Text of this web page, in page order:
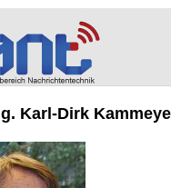
Karl-Dirk